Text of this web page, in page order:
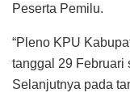
Peserta Pemilu.
“Pleno KPU
tanggal 29 Februari
Selanjutnya pada